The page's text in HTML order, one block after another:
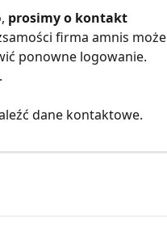
prosimy o kontakt
firma amnis może
ponowne logowanie.
dane kontaktowe.